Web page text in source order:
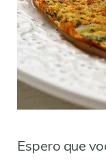
Espero que